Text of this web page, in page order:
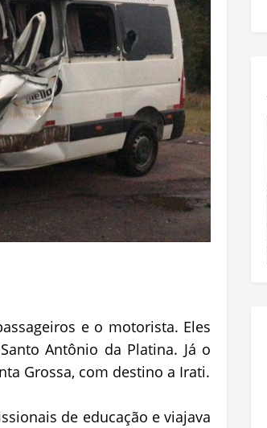
e o motorista. Eles
Antônio da Platina. Já o
Grossa, com destino a Irati.
de educação e viajava